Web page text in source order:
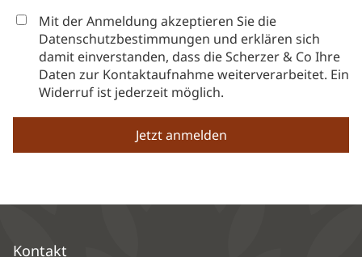
Mit der Anmeldung akzeptieren Sie die
Datenschutzbestimmungen und erklären sich
damit einverstanden, dass die Scherzer & Co Ihre
Daten zur Kontaktaufnahme weiterverarbeitet. Ein
Widerruf ist jederzeit möglich.
Kontakt